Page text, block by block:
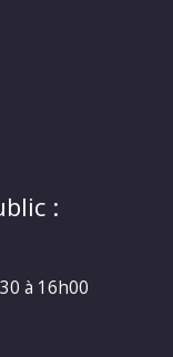
:
à 16h00